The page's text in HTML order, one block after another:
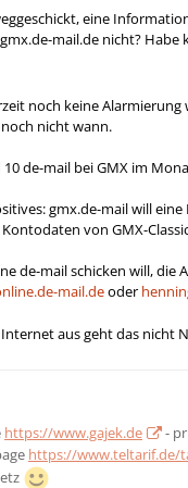
eine
mail.de nicht?
noch keine
nicht wann.
10 de-mail bei GMX im
gmx.de-mail will
von GMX-
de-mail schicken will, die
mail.deoder
aus geht das nicht
https://www.gajek.de -
https://www.teltarif.de/